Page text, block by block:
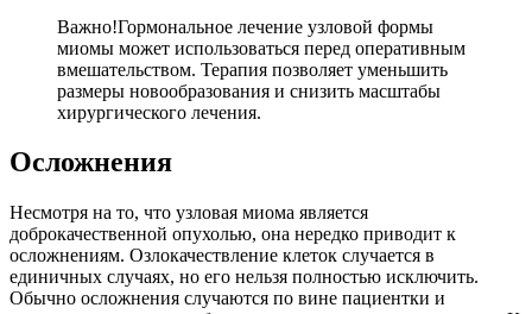
Важно!Гормональное лечение узловой формы
миомы может использоваться перед оперативным
вмешательством. Терапия позволяет уменьшить
размеры новообразования и снизить масштабы
хирургического лечения.
Осложнения
Несмотря на то, что узловая миома является
доброкачественной опухолью, она нередко приводит к
осложнениям. Озлокачествление клеток случается в
единичных случаях, но его нельзя полностью исключить.
Обычно осложнения случаются по вине пациентки и